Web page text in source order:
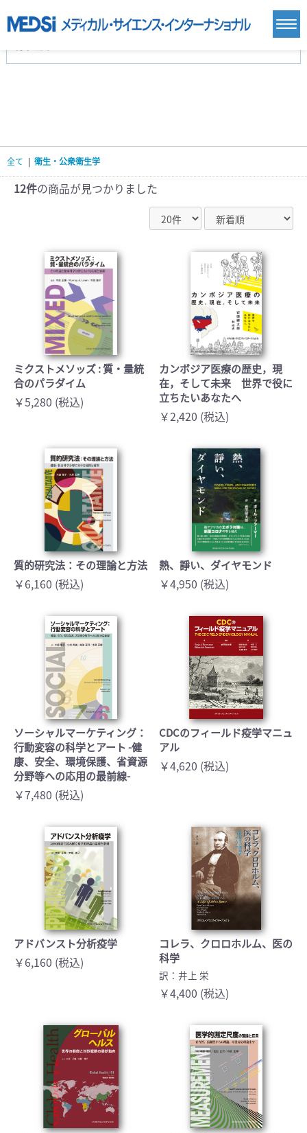
臨床医学:一般(359)
基礎医学(93)
看護学(21)
医療技術(16)
栄養学(0)
薬学(7)
医学一般(91) マルチメディア(0)
全て | 衛生・公衆衛生学
12件の商品が見つかりました
ミクストメソッズ : 質・量統
合のパラダイム
￥5,280 (税込)
カンボジア医療の歴史，現
在，そして未来 世界で役に
立ちたいあなたへ
￥2,420 (税込)
質的研究法：その理論と方法
￥6,160 (税込)
熱、諍い、ダイヤモンド
￥4,950 (税込)
ソーシャルマーケティング：
行動変容の科学とアート -健
康、安全、環境保護、省資源
分野等への応用の最前線-
￥7,480 (税込)
CDCのフィールド疫学マニュ
アル
￥4,620 (税込)
アドバンスト分析疫学
￥6,160 (税込)
コレラ、クロロホルム、医の
科学
訳：井上 栄
￥4,400 (税込)